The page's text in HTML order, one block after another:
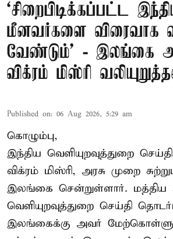
‘சிறைபிடிக்கப்பட்ட
மீனவர்களை விரைவாக
வேண்டும்' - இலங்கை
விக்ரம் மிஸ்ரி
Published on: 06 Aug 2026, 5:29 am
கொழும்பு,
இந்திய வெளியுறவுத்துறை
விக்ரம் மிஸ்ரி, அரசு முறை
இலங்கை சென்றுள்ளார். மத்திய
வெளியுறவுத்துறை செய்தி
இலங்கைக்கு அவர்